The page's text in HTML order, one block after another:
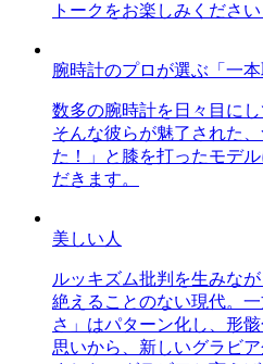
トークをお楽しみください
腕時計のプロが選ぶ「一本
数多の腕時計を日々目に
そんな彼らが魅了された
た！」と膝を打ったモデ
だきます。
美しい人
ルッキズム批判を生みな
絶えることのない現代。
さ」はパターン化し、形
思いから、新しいグラビ